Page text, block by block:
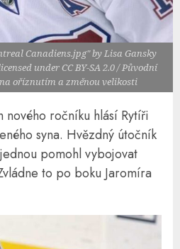
Canadiens.jpg" by Lisa Gansky
under CC BY-SA 2.0 / Původní
oříznutím a změnou velikosti
ročníku hlásí Rytíři
syna. Hvězdný útočník
pomohl vybojovat
to po boku Jaromíra